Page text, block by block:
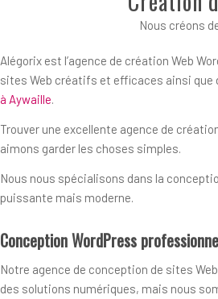
Nous créons
Alégorix est l’agence de création Web
sites Web créatifs et efficaces ainsi que
à Aywaille.
Trouver une excellente agence de
aimons garder les choses simples.
Nous nous spécialisons dans la
puissante mais moderne.
Conception WordPress
Notre agence de conception de sites
des solutions numériques, mais nous